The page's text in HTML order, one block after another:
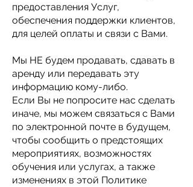
предоставления Услуг,
обеспечения поддержки клиентов,
для целей оплаты и связи с Вами.
Мы НЕ будем продавать, сдавать в
аренду или передавать эту
информацию кому-либо.
Если Вы не попросите нас сделать
иначе, мы можем связаться с Вами
по электронной почте в будущем,
чтобы сообщить о предстоящих
мероприятиях, возможностях
обучения или услугах, а также
изменениях в этой Политике